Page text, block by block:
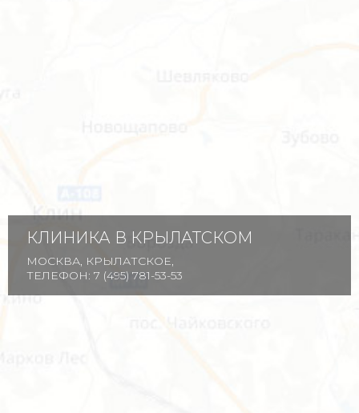
КЛИНИКА В КРЫЛАТСКОМ
МОСКВА, КРЫЛАТСКОЕ,
ТЕЛЕФОН: 7 (495) 781-53-53